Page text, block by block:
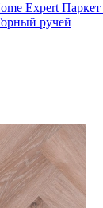
Expert Паркет
ручей